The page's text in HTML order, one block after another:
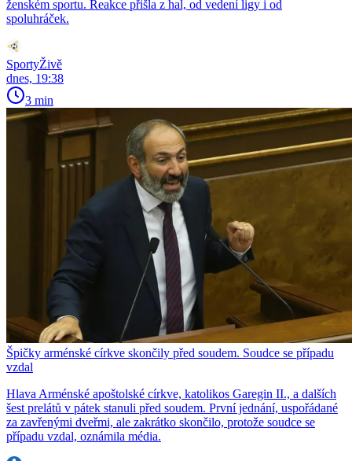
ženském sportu. Reakce přišla z hal, od vedení ligy i od
spoluhráček.
SportyŽivě
dnes, 19:38
3 min
Špičky arménské církve skončily před soudem. Soudce se případu
vzdal
Hlava Arménské apoštolské církve, katolikos Garegin II., a dalších
šest prelátů v pátek stanuli před soudem. První jednání, uspořádané
za zavřenými dveřmi, ale zakrátko skončilo, protože soudce se
případu vzdal, oznámila média.